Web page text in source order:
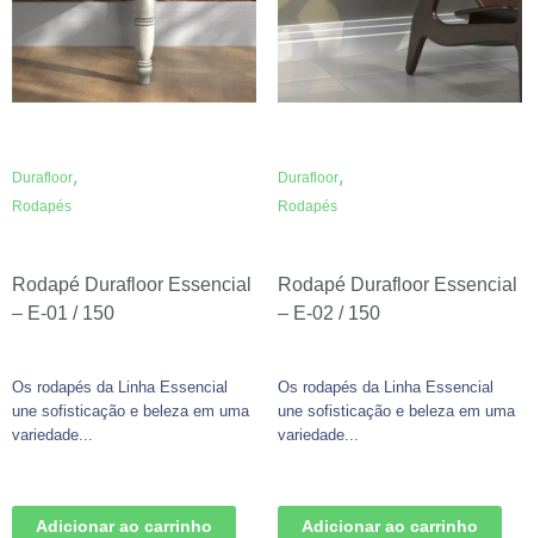
Durafloor,
Rodapés
Rodapé Durafloor Essencial
– E-01 / 150
Os rodapés da Linha Essencial
une sofisticação e beleza em uma
variedade...
Adicionar ao carrinho
Durafloor,
Rodapés
Rodapé Durafloor Essencial
– E-02 / 150
Os rodapés da Linha Essencial
une sofisticação e beleza em uma
variedade...
Adicionar ao carrinho